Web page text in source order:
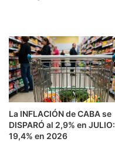
La INFLACIÓN de CABA se
DISPARÓ al 2,9% en JULIO:
19,4% en 2026